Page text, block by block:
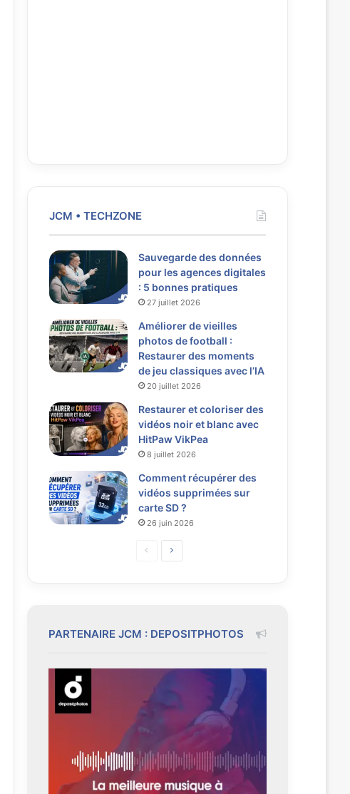
JCM • TECHZONE
Sauvegarde des données
pour les agences digitales
: 5 bonnes pratiques
27 juillet 2026
Améliorer de vieilles
photos de football :
Restaurer des moments
de jeu classiques avec l’IA
20 juillet 2026
Restaurer et coloriser des
vidéos noir et blanc avec
HitPaw VikPea
8 juillet 2026
Comment récupérer des
vidéos supprimées sur
carte SD ?
26 juin 2026
p
é
c
e
n
t
P
s
i
a
t
e
PARTENAIRE JCM : DEPOSITPHOTOS